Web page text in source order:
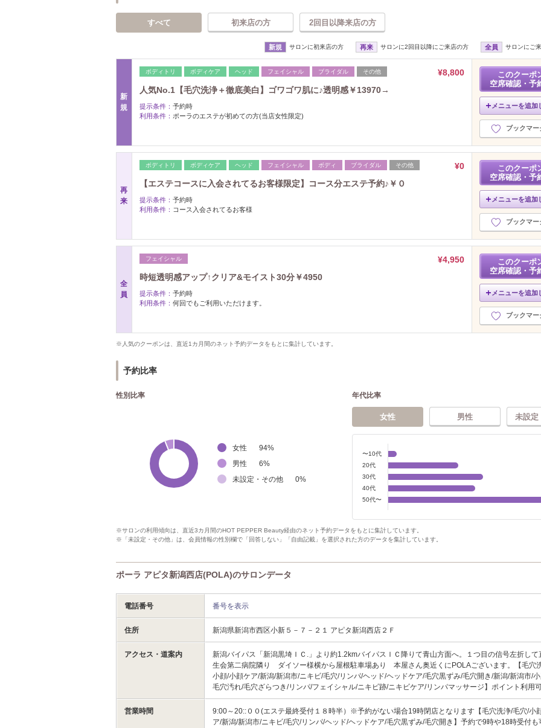
すべて 初来店の方 2回目以降来店の方
新規 サロンに初来店の方 再来 サロンに2回目以降にご来店の方 全員 サロンにご
新
規
ボディトリ ボディケア ヘッド フェイシャル ブライダル その他
¥8,800
人気No.1【毛穴洗浄＋徹底美白】ゴワゴワ肌に♪透明感￥13970→
提示条件： 予約時
利用条件： ポーラのエステが初めての方(当店女性限定)
このクーポ
空席確認・予
メニューを追加
ブックマー
再
来
ボディトリ ボディケア ヘッド フェイシャル ボディ ブライダル その他
¥0
【エステコースに入会されてるお客様限定】コース分エステ予約♪￥０
提示条件： 予約時
利用条件： コース入会されてるお客様
このクーポ
空席確認・予
メニューを追加
ブックマー
全
員
フェイシャル
¥4,950
時短透明感アップ↑クリア&モイスト30分￥4950
提示条件： 予約時
利用条件： 何回でもご利用いただけます。
このクーポ
空席確認・予
メニューを追加
ブックマー
※人気のクーポンは、直近1カ月間のネット予約データをもとに集計しています。
予約比率
性別比率
女性 94%
男性
6%
未設定・その他
0%
年代比率
女性 男性 未設定
〜10代
20代
30代
40代
50代〜
※サロンの利用傾向は、直近3カ月間のHOT PEPPER Beauty経由のネット予約データをもとに集計しています。
※「未設定・その他」は、会員情報の性別欄で「回答しない」「自由記載」を選択された方のデータを集計しています。
ポーラ アピタ新潟西店(POLA)のサロンデータ
電話番号 番号を表示
住所 新潟県新潟市西区小新５－７－２１ アピタ新潟西店２Ｆ
アクセス・道案内
新潟バイパス「新潟黒埼ＩＣ.」より約1.2kmバイパスＩＣ降りて青山方面へ。１つ目の信号左折して
生会第二病院隣り ダイソー様横から屋根駐車場あり 本屋さん奥近くにPOLAございます。【毛穴
小顔/小顔ケア/新潟/新潟市/ニキビ/毛穴/リンパ/ヘッド/ヘッドケア/毛穴黒ずみ/毛穴開き/新潟/新潟市/
毛穴汚れ/毛穴ざらつき/リンパ/フェイシャル/ニキビ跡/ニキビケア/リンパマッサージ】ポイント利用
営業時間
9:00～20::００(エステ最終受付１８時半）※予約がない場合19時閉店となります【毛穴洗浄/毛穴/小
ア/新潟/新潟市/ニキビ/毛穴/リンパ/ヘッド/ヘッドケア/毛穴黒ずみ/毛穴開き】予約で9時や18時受付